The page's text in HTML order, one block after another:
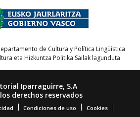
de Cultura y Política Lingüística
eta Hizkuntza Politika Sailak lagunduta
Iparraguirre, S.A
derechos reservados
Condiciones de uso Cookies